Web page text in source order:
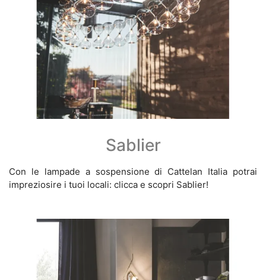
Sablier
Con le lampade a sospensione di Cattelan Italia potrai
impreziosire i tuoi locali: clicca e scopri Sablier!